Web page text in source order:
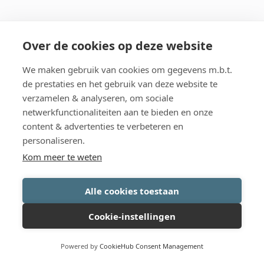
Over de cookies op deze website
We maken gebruik van cookies om gegevens m.b.t.
de prestaties en het gebruik van deze website te
verzamelen & analyseren, om sociale
netwerkfunctionaliteiten aan te bieden en onze
content & advertenties te verbeteren en
personaliseren.
Kom meer te weten
Alle cookies toestaan
Cookie-instellingen
Powered by CookieHub Consent Management